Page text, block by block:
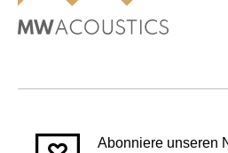
Abonniere unseren